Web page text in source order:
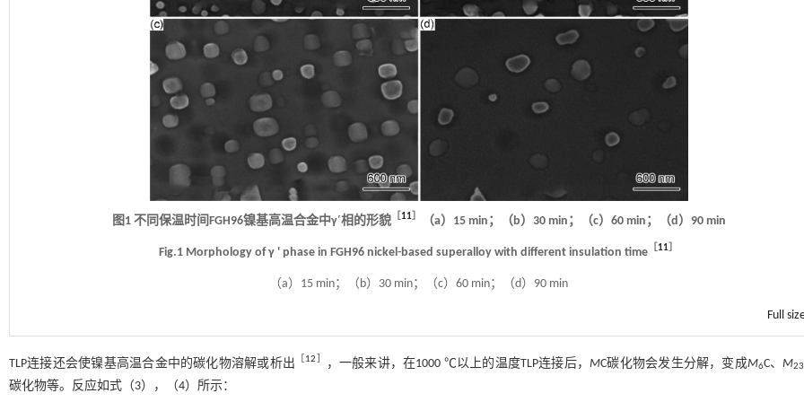
图1 不同保温时间FGH96镍基高温合金中γ′相的形貌［11］ （a）15 min；（b）30 min；（c）60 min；（d）90 min
Fig.1 Morphology of γ ' phase in FGH96 nickel-based superalloy with different insulation time ［11］
（a）15 min；（b）30 min；（c）60 min；（d）90 min
Full
TLP连接还会使镍基高温合金中的碳化物溶解或析出 ［12］ ，一般来讲，在1000 ℃以上的温度TLP连接后，MC碳化物会发生分解，变成M6C、M23
碳化物等。反应如式（3），（4）所示：